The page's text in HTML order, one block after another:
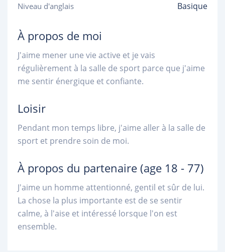
Niveau d'anglais Basique
À propos de moi
J'aime mener une vie active et je vais
régulièrement à la salle de sport parce que j'aime
me sentir énergique et confiante.
Loisir
Pendant mon temps libre, j'aime aller à la salle de
sport et prendre soin de moi.
À propos du partenaire (age 18 - 77)
J'aime un homme attentionné, gentil et sûr de lui.
La chose la plus importante est de se sentir
calme, à l'aise et intéressé lorsque l'on est
ensemble.